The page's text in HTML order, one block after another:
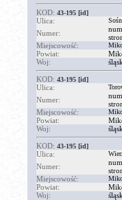
KOD: 43-195 [id]
Ulica:
Numer:
Miejscowość:
Powiat:
Woj:
KOD: 43-195 [id]
Ulica:
Numer:
Miejscowość:
Powiat:
Woj:
KOD: 43-195 [id]
Ulica:
Numer:
Miejscowość:
Powiat:
Woj: